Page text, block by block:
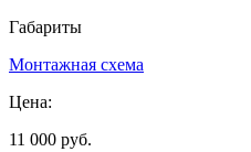
Габариты
Монтажная схема
Цена:
11 000 руб.